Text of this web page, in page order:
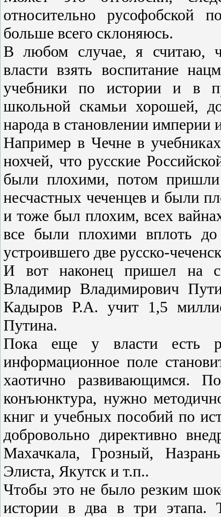
относительно русофобской
больше всего склоняюсь.
В любом случае, я считаю,
власти взять воспитание
учебники по истории и в
школьной скамьи хорошей,
народа в становлении империи
Например в Чечне в
нохчей, что русские
были плохими, потом пришли
несчастных чеченцев и были
и тоже был плохим, всех
все были плохими вплоть до
устроившего две русско-
И вот наконец пришел на
Владимир Владимирович
Кадыров Р.А. учит 1,5
Путина.
Пока еще у власти есть
информационное поле
хаотично развивающимся.
конъюнктура, нужно
книг и учебных пособий по
добровольно директивно
Махачкала, Грозный,
Элиста, Якутск и т.п..
Чтобы это не было резким
истории в два в три этапа.